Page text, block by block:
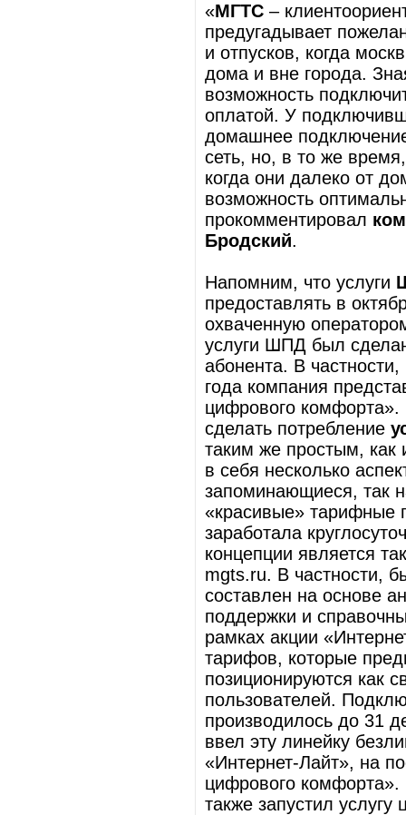
«МГТС –
предугадывает
и отпусков, когда
дома и вне города.
возможность
оплатой. У
домашнее
сеть, но, в то же
когда они далеко от
возможность
прокомментировал
Бродский.
Напомним, что услуги
предоставлять в
охваченную
услуги ШПД был
абонента. В
года компания
цифрового комфорта».
сделать потребление
таким же простым,
в себя несколько
запоминающиеся, так
«красивые» тарифные
заработала
концепции является
mgts.ru. В частности,
составлен на основе
поддержки и
рамках акции
тарифов, которые
позиционируются как
пользователей.
производилось до 31
ввел эту линейку
«Интернет-Лайт», на
цифрового комфорта».
также запустил